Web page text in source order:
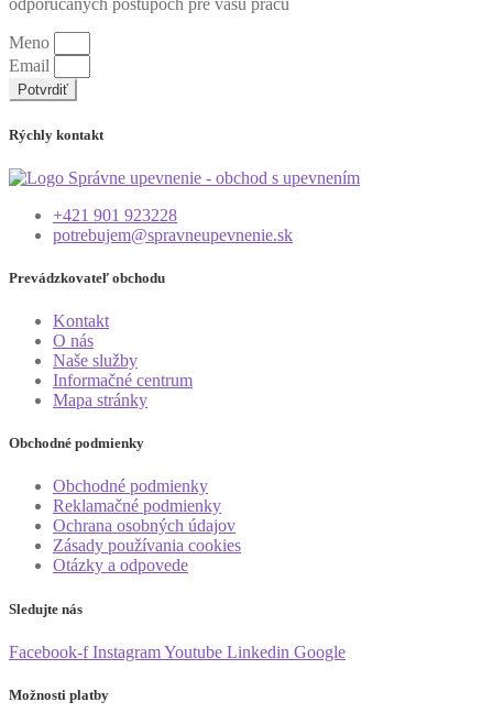
odporúčaných postupoch pre vašu prácu
Meno
Email
Potvrdiť
Rýchly kontakt
+421 901 923228
potrebujem@spravneupevnenie.sk
Prevádzkovateľ obchodu
Kontakt
O nás
Naše služby
Informačné centrum
Mapa stránky
Obchodné podmienky
Obchodné podmienky
Reklamačné podmienky
Ochrana osobných údajov
Zásady používania cookies
Otázky a odpovede
Sledujte nás
Facebook-f InstagramYoutube Linkedin Google
Možnosti platby